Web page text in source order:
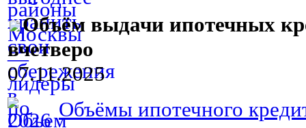
Объём выдачи ипотечных
вчетверо
07.11.2025
Объёмы ипотечного